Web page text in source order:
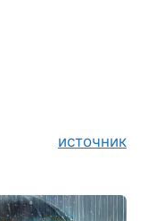
источник